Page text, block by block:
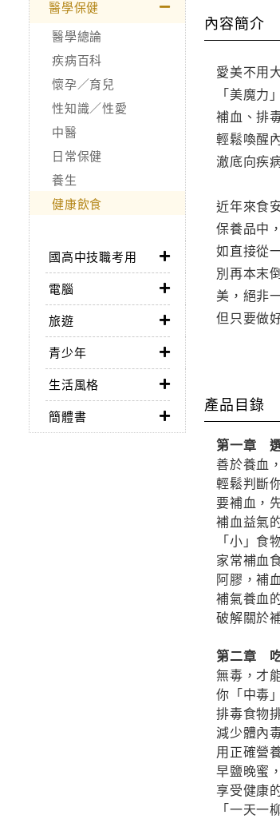
醫學保健
醫學總論
疾病百科
懷孕／育兒
性知識／性愛
中醫
日常保健
養生
健康飲食
國高中技職考用
電腦
旅遊
青少年
生活風格
簡體書
內容簡介
愛美不用
「美魔力
補血、排
輕鬆喚醒
澈底向疾
近年來食
保養品中
如直接從
別再本末
美，絕非
但只要做
產品目錄
第一章
善於養血
輕鬆判斷
要補血，
補血益氣
「小」食
家常補血
阿膠，補
補氣養血
破解關於
第二章
無毒，才
你「中毒
排毒食物
減少體內
用正確營
早鹽晚蜜
享受健康
「一天一